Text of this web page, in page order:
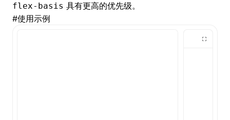
flex-basis 具有更高的优先级。
#使用示例